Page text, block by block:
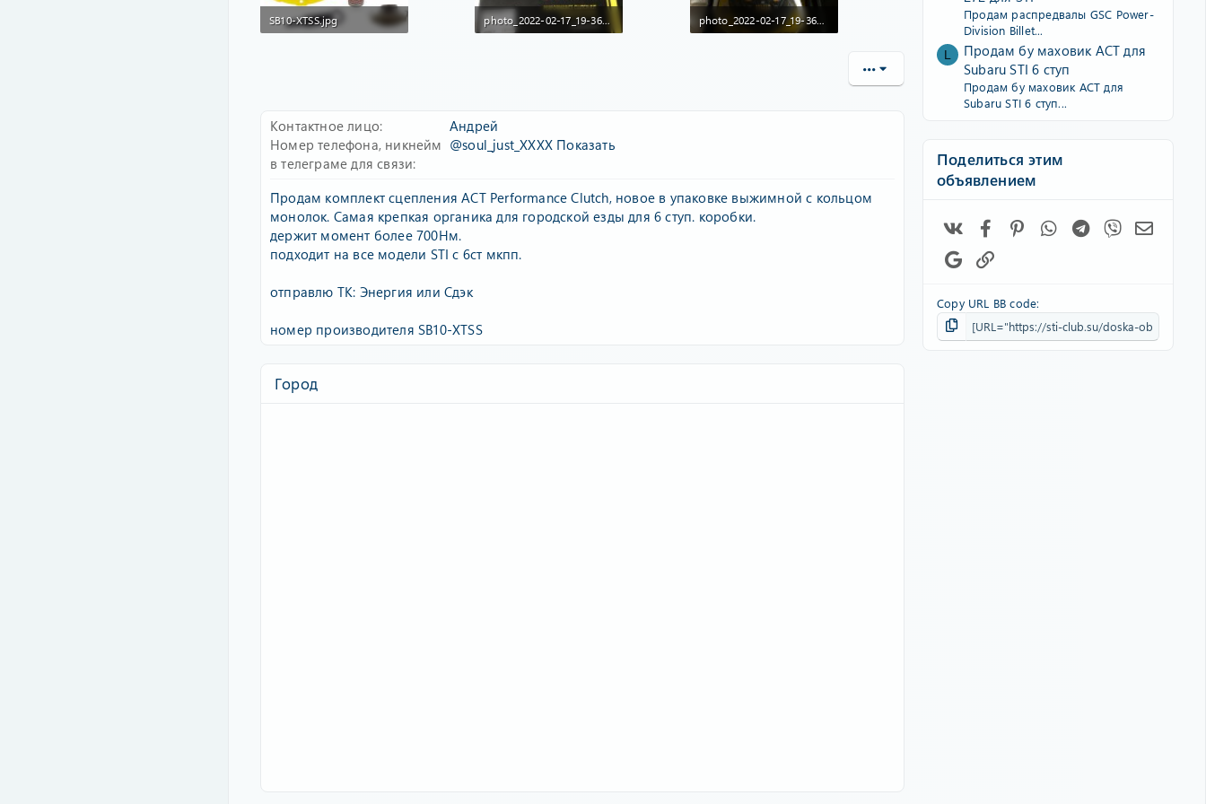
SB10-XTSS.jpg
photo_2022-02-17_19-36-06.jpg
photo_2022-02-17_19-36-03.jpg
•••
Контактное лицо
Андрей
Номер телефона, никнейм
в телеграме для связи
@soul_just_XXXX Показать
Продам комплект сцепления ACT Performance Clutch, новое в упаковке выжимной с кольцом
монолок. Самая крепкая органика для городской езды для 6 ступ. коробки.
держит момент более 700Нм.
подходит на все модели STI с 6ст мкпп.
отправлю ТК: Энергия или Сдэк
номер производителя SB10-XTSS
Город
Продам распредвалы GSC Power-
Division Billet...
L
Продам бу маховик ACT для
Subaru STI 6 ступ
Продам бу маховик ACT для
Subaru STI 6 ступ...
Поделиться этим
объявлением
FacebookPinterestWhatsAppTelegram
Viber
Google
Copy URL BB code